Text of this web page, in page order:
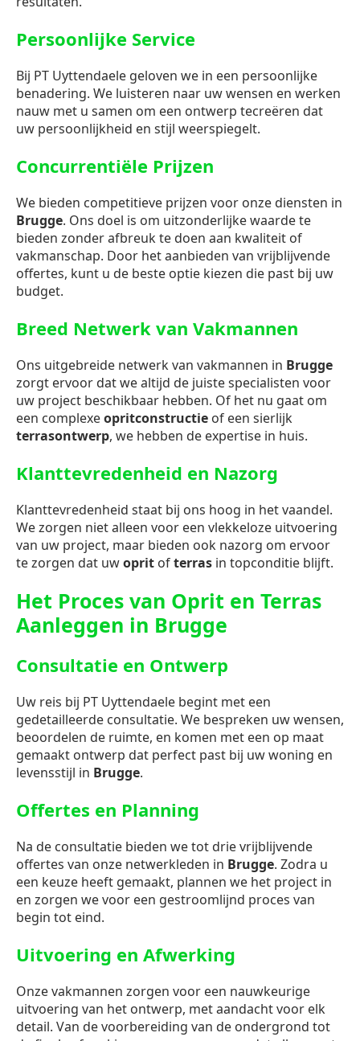
Persoonlijke Service
Bij PT Uyttendaele geloven we in een persoonlijke
benadering. We luisteren naar uw wensen en werken
nauw met u samen om een ontwerp tecreëren dat
uw persoonlijkheid en stijl weerspiegelt.
Concurrentiële Prijzen
We bieden competitieve prijzen voor onze diensten in
Brugge. Ons doel is om uitzonderlijke waarde te
bieden zonder afbreuk te doen aan kwaliteit of
vakmanschap. Door het aanbieden van vrijblijvende
offertes, kunt u de beste optie kiezen die past bij uw
budget.
Breed Netwerk van Vakmannen
Ons uitgebreide netwerk van vakmannen in Brugge
zorgt ervoor dat we altijd de juiste specialisten voor
uw project beschikbaar hebben. Of het nu gaat om
een complexeopritconstructie of een sierlijk
terrasontwerp, we hebben de expertise in huis.
Klanttevredenheid en Nazorg
Klanttevredenheid staat bij ons hoog in het vaandel.
We zorgen niet alleen voor een vlekkeloze uitvoering
van uw project, maar bieden ook nazorg om ervoor
te zorgen dat uwoprit ofterras in topconditie blijft.
Het Proces van Oprit en Terras
Aanleggen in Brugge
Consultatie en Ontwerp
Uw reis bij PT Uyttendaele begint met een
gedetailleerde consultatie. We bespreken uw wensen,
beoordelen de ruimte, en komen met een op maat
gemaakt ontwerp dat perfect past bij uw woning en
levensstijl in Brugge.
Offertes en Planning
Na de consultatie bieden we tot drie vrijblijvende
offertes van onze netwerkleden in Brugge. Zodra u
een keuze heeft gemaakt, plannen we het project in
en zorgen we voor een gestroomlijnd proces van
begin tot eind.
Uitvoering en Afwerking
Onze vakmannen zorgen voor een nauwkeurige
uitvoering van het ontwerp, met aandacht voor elk
detail. Van de voorbereiding van de ondergrond tot